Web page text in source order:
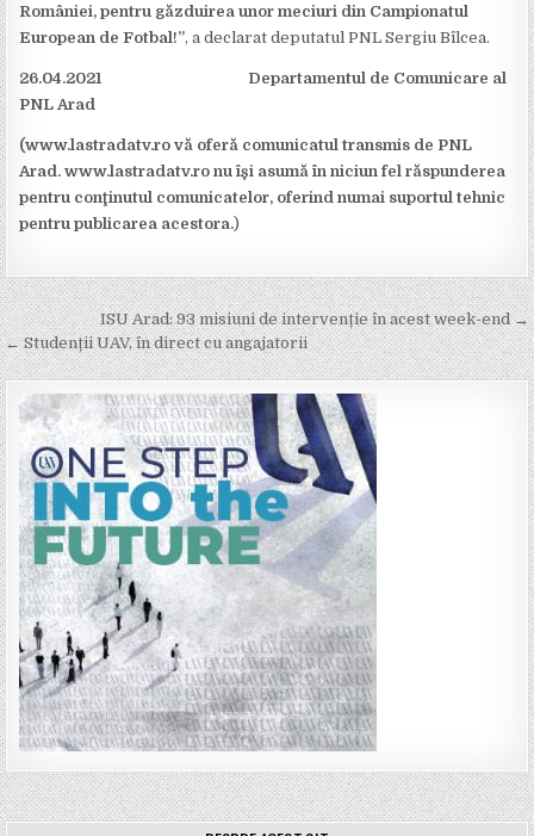
României, pentru găzduirea unor meciuri din Campionatul
European de Fotbal!”, a declarat deputatul PNL Sergiu Bîlcea.
26.04.2021 Departamentul de Comunicare al
PNL Arad
(www.lastradatv.ro vă oferă comunicatul transmis de PNL
Arad. www.lastradatv.ro nu îşi asumă în niciun fel răspunderea
pentru conţinutul comunicatelor, oferind numai suportul tehnic
pentru publicarea acestora.)
Post
navigation
ISU Arad: 93 misiuni de intervenție în acest week-end →
← Studenții UAV, în direct cu angajatorii